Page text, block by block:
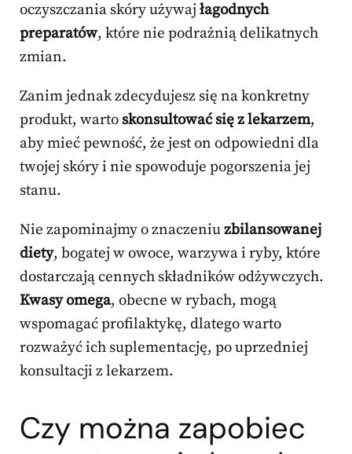
oczyszczania skóry używajłagodnych
preparatów, które nie podrażnią delikatnych
zmian.
Zanim jednak zdecydujesz się na konkretny
produkt, warto skonsultować się z lekarzem,
aby mieć pewność, że jest on odpowiedni dla
twojej skóry i nie spowoduje pogorszenia jej
stanu.
Nie zapominajmy o znaczeniuzbilansowanej
diety, bogatej w owoce, warzywa i ryby, które
dostarczają cennych składników odżywczych.
Kwasy omega, obecne w rybach, mogą
wspomagać profilaktykę, dlatego warto
rozważyć ich suplementację, po uprzedniej
konsultacji z lekarzem.
Czy można zapobiec